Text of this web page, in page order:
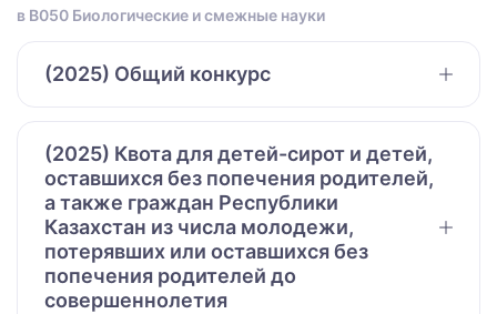
в B050 Биологические и смежные науки
(2025) Общий конкурс
(2025) Квота для детей-сирот и детей,
оставшихся без попечения родителей,
а также граждан Республики
Казахстан из числа молодежи,
потерявших или оставшихся без
попечения родителей до
совершеннолетия